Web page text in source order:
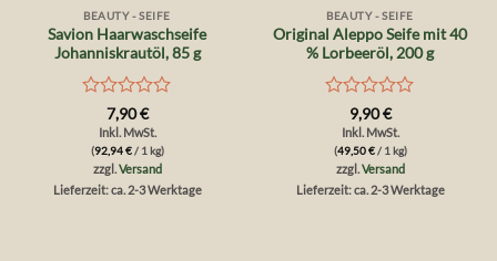
BEAUTY - SEIFE
Savion Haarwaschseife
Johanniskrautöl, 85 g
Bewertet
mit
0
von
7,90€
Inkl. MwSt.
(92,94€/ 1 kg)
zzgl.Versand
Lieferzeit: ca. 2-3 Werktage
BEAUTY - SEIFE
Original Aleppo Seife mit 40
% Lorbeeröl, 200 g
Bewertet
mit
0
von
9,90€
Inkl. MwSt.
(49,50€/ 1 kg)
zzgl.Versand
Lieferzeit: ca. 2-3 Werktage